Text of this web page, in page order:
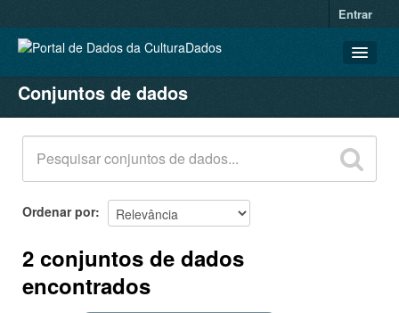
Entrar
CONJUNTOS DE DADOS
ORGANIZAÇÕES
GRUPOS
SOBRE
Conjuntos de dados
Ordenar por
2 conjuntos de dados
encontrados